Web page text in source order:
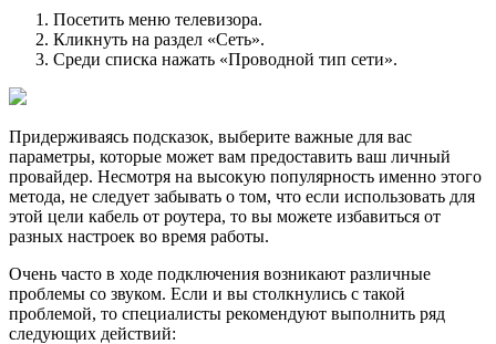
Посетить меню телевизора.
Кликнуть на раздел «Сеть».
Среди списка нажать «Проводной тип сети».
Придерживаясь подсказок, выберите важные для вас
параметры, которые может вам предоставить ваш личный
провайдер. Несмотря на высокую популярность именно этого
метода, не следует забывать о том, что если использовать для
этой цели кабель от роутера, то вы можете избавиться от
разных настроек во время работы.
Очень часто в ходе подключения возникают различные
проблемы со звуком. Если и вы столкнулись с такой
проблемой, то специалисты рекомендуют выполнить ряд
следующих действий: